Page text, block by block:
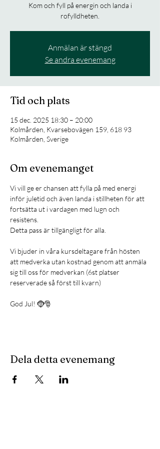
Kom och fyll på energin och landa i
rofylldheten.
Anmälan är stängd
Se andra evenemang
Tid och plats
15 dec. 2025 18:30 – 20:00
Kolmården, Kvarsebovägen 159, 618 93
Kolmården, Sverige
Om evenemanget
Vi vill ge er chansen att fylla på med energi
inför juletid och även landa i stillheten för att
fortsätta ut i vardagen med lugn och
resistens.
Detta pass är tillgängligt för alla.
Vi bjuder in våra kursdeltagare från hösten
att medverka utan kostnad genom att anmäla
sig till oss för medverkan (6st platser
reserverade så först till kvarn)
God Jul! 🤶🎅
Dela detta evenemang